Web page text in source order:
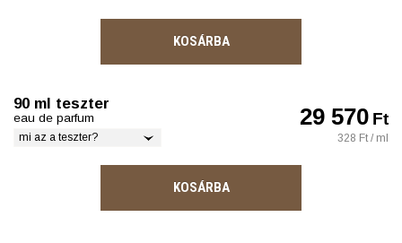
KOSÁRBA
90 ml teszter
eau de parfum
mi az a teszter?
29 570Ft
328 Ft / ml
KOSÁRBA